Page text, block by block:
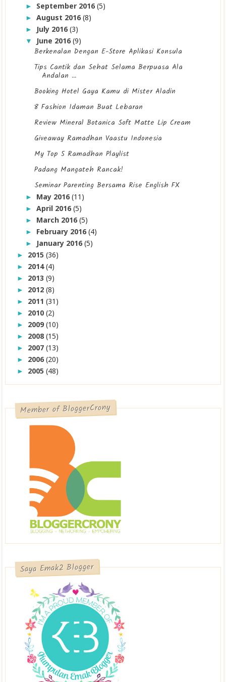
► September 2016(5)
►August 2016(8)
► July 2016(3)
▼ June 2016(9)
Berkenalan Dengan E-Store Aplikasi Konsula
Tips Cantik dan Sehat Selama Berpuasa Ala
Andalan ...
Booking Hotel Gaya Kamu di Mister Aladin
8 Fashion Idaman Buat Lebaran
Review Mineral Botanica Soft Matte Lip Cream
Giveaway Ramadhan Vaastu Indonesia
My Top 5 Ramadhan Playlist
Padang Mangateh Rancak!
Seminar Parenting Bersama Rise English FX
► May 2016(11)
►April 2016(5)
► March 2016(5)
► February 2016(4)
► January 2016(5)
► 2015(36)
► 2014(4)
► 2013(9)
► 2012(8)
► 2011(31)
► 2010(2)
► 2009(10)
► 2008(15)
► 2007(13)
► 2006(20)
► 2005(48)
Member of BloggerCrony
Saya Emak2 Blogger